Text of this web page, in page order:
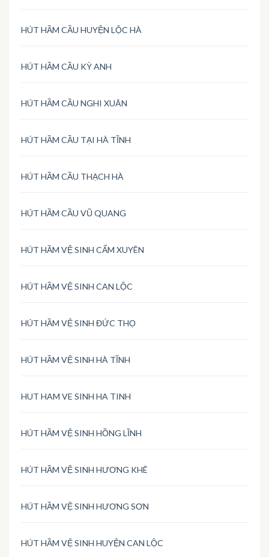
HÚT HẦM CẦU HUYỆN LỘC HÀ
HÚT HẦM CẦU KỲ ANH
HÚT HẦM CẦU NGHI XUÂN
HÚT HẦM CẦU TẠI HÀ TĨNH
HÚT HẦM CẦU THẠCH HÀ
HÚT HẦM CẦU VŨ QUANG
HÚT HẦM VỆ SINH CẨM XUYÊN
HÚT HẦM VỆ SINH CAN LỘC
HÚT HẦM VỆ SINH ĐỨC THỌ
HÚT HẦM VỆ SINH HÀ TĨNH
HUT HAM VE SINH HA TINH
HÚT HẦM VỆ SINH HỒNG LĨNH
HÚT HẦM VỆ SINH HƯƠNG KHÊ
HÚT HẦM VỆ SINH HƯƠNG SƠN
HÚT HẦM VỆ SINH HUYỆN CAN LỘC